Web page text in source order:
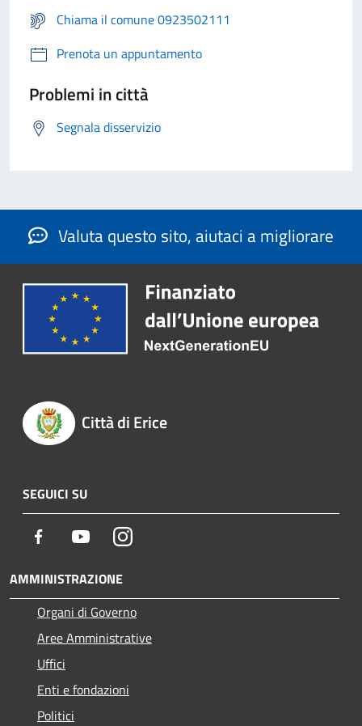
Chiama il comune 0923502111
Prenota un appuntamento
Problemi in città
Segnala disservizio
Valuta questo sito, aiutaci a migliorare
Città di Erice
SEGUICI SU
Facebook YoutubeInstagram
AMMINISTRAZIONE
Organi di Governo
Aree Amministrative
Uffici
Enti e fondazioni
Politici